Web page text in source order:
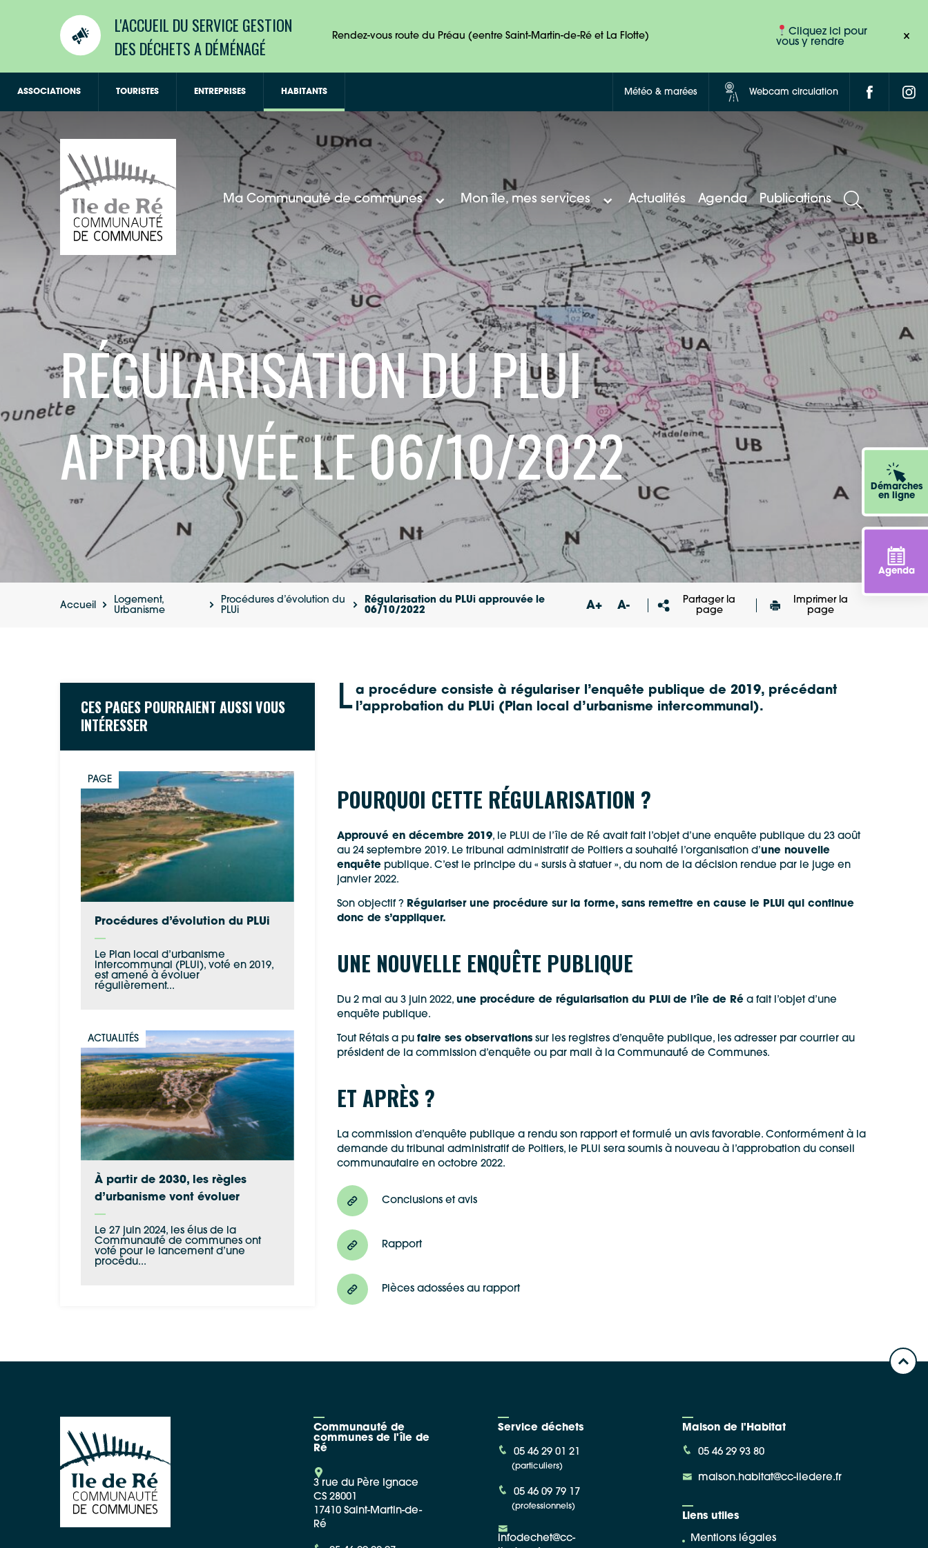
L'ACCUEIL DU SERVICE GESTION
DES DÉCHETS A DÉMÉNAGÉ
Rendez-vous route du Préau (eentre Saint-Martin-de-Ré et La Flotte)
Cliquez ici pour
vous y rendre
Démarches
en ligne
Agenda
ASSOCIATIONS TOURISTES ENTREPRISES HABITANTS Météo & marées Webcam circulation
Ma Communauté de communes Mon île, mes services Actualités Agenda Publications
RÉGULARISATION DU PLUI
APPROUVÉE LE 06/10/2022
Accueil
Logement,
Urbanisme
Procédures d’évolution du
PLUi
Régularisation du PLUi approuvée le
06/10/2022
A+ A-
Partager la
page
Imprimer la
page
CES PAGES POURRAIENT AUSSI VOUS
INTÉRESSER
PAGE
Procédures d’évolution du PLUi
Le Plan local d’urbanisme
intercommunal (PLUi), voté en 2019,
est amené à évoluer
régulièrement...
ACTUALITÉS
À partir de 2030, les règles
d’urbanisme vont évoluer
Le 27 juin 2024, les élus de la
Communauté de communes ont
voté pour le lancement d’une
procédu...
L a procédure consiste à régulariser l’enquête publique de 2019, précédant
l’approbation du PLUi (Plan local d’urbanisme intercommunal).
POURQUOI CETTE RÉGULARISATION ?
Approuvé en décembre 2019, le PLUi de l’île de Ré avait fait l’objet d’une enquête publique du 23 août
au 24 septembre 2019. Le tribunal administratif de Poitiers a souhaité l’organisation d’une nouvelle
enquêtepublique. C’est le principe du « sursis à statuer », du nom de la décision rendue par le juge en
janvier 2022.
Son objectif ? Régulariser une procédure sur la forme, sans remettre en cause le PLUi qui continue
donc de s’appliquer.
UNE NOUVELLE ENQUÊTE PUBLIQUE
Du 2 mai au 3 juin 2022, une procédure de régularisation du PLUi de l’île de Réa fait l’objet d’une
enquête publique.
Tout Rétais a pu faire ses observationssur les registres d’enquête publique, les adresser par courrier au
président de la commission d’enquête ou par mail à la Communauté de Communes.
ET APRÈS ?
La commission d’enquête publique a rendu son rapport et formulé un avis favorable. Conformément à la
demande du tribunal administratif de Poitiers, le PLUi sera soumis à nouveau à l’approbation du conseil
communautaire en octobre 2022.
Conclusions et avis
Rapport
Pièces adossées au rapport
Communauté de
communes de l'île de
Ré
3 rue du Père Ignace
CS 28001
17410 Saint-Martin-de-
Ré
Service déchets
05 46 29 01 21
(particuliers)
05 46 09 79 17
(professionnels)
infodechet@cc-
Maison de l'Habitat
05 46 29 93 80
maison.habitat@cc-iledere.fr
Liens utiles
Mentions légales
Google Maps